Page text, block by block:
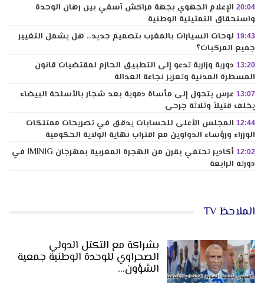
20:04 الإعلام الجهوي بجهة مراكش آسفي بين رهان الوحدة
واستحقاق التمثيلية الوطنية
19:43 لوحات السيارات بالمغرب بتصميم جديد.. هل يشمل التغيير
جميع المركبات؟
13:20 دورية وزارية تدعو إلى التطبيق الحازم لمقتضيات قانون
المسطرة المدنية وتعزيز نجاعة العدالة
13:07 عرس يتحول إلى مأساة دموية بعد شجار بالأسلحة البيضاء
يخلف قتيلاً وثلاثة جرحى
12:44 المجلس الأعلى للحسابات يدقق في تصريحات ممتلكات
الوزراء ورؤساء الدواوين مع اقتراب نهاية الولاية الحكومية
12:02
أكادير تحتفي بقرن من الهجرة المغربية بمهرجان IMINIG في
دورته الرابعة
الملاحظ TV
بشراكة مع التكتل الدولي
الصحراوي للوحدة الوطنية جمعية
الشؤون…